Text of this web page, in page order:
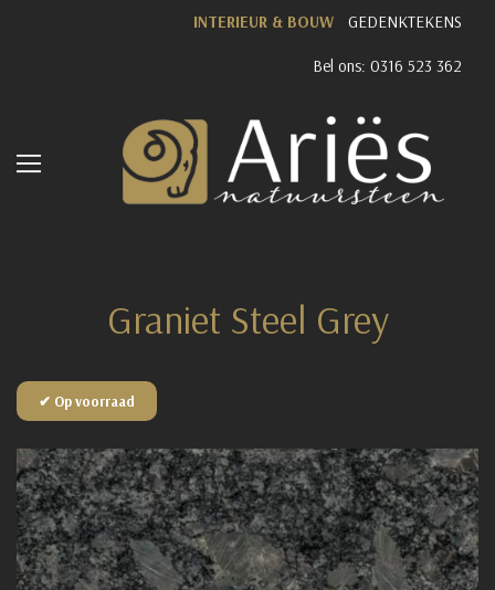
INTERIEUR & BOUW GEDENKTEKENS
Bel ons: 0316 523 362
Graniet Steel Grey
✔ Op voorraad